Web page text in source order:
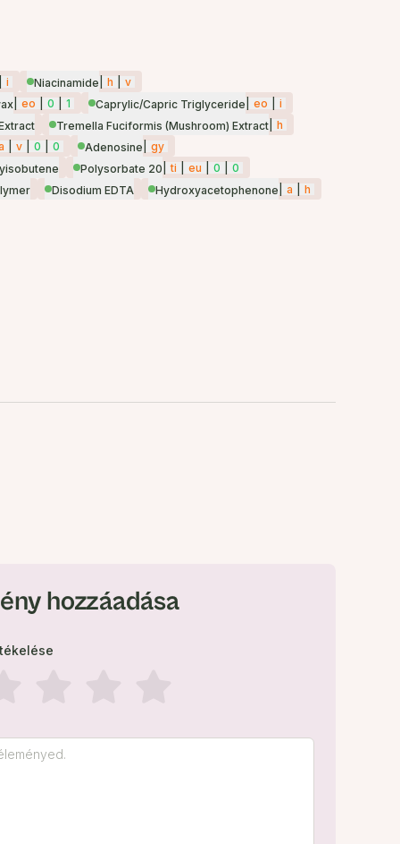
i Niacinamide h
v
eo 0 1 Caprylic/Capric Triglyceride eo
i
Tremella Fuciformis (Mushroom) Extract h
v 0 0 Adenosine
gy
Polysorbate 20 ti eu 0
0
Disodium EDTA Hydroxyacetophenone a
h
hozzáadása